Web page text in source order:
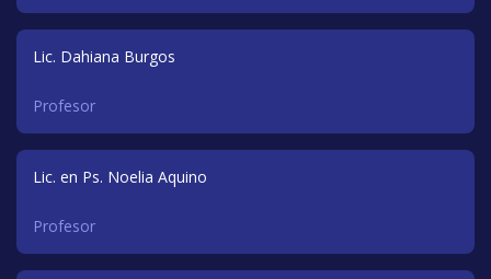
Lic. Dahiana Burgos
Profesor
Lic. en Ps. Noelia Aquino
Profesor